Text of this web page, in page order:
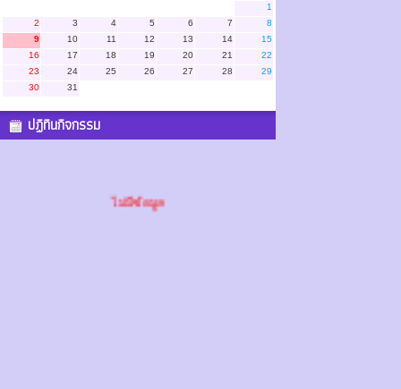
1
2
3 4 5 6 7
8
9
10 11 12 13 14
15
16
17 18 19 20 21
22
23
24 25 26 27 28
29
30
31
ปฏิทินกิจกรรม